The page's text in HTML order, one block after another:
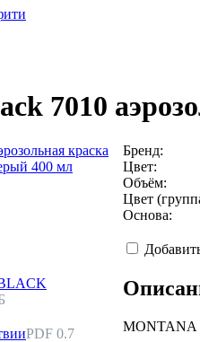
7010
Бренд:
Цвет:
Объём:
Цвет
Основа:
PDF 0.7
MONTANA